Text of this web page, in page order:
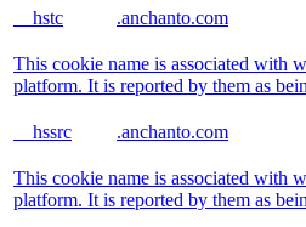
__hstc .anchanto.com
This cookie name is associated with
platform. It is reported by them as
__hssrc .anchanto.com
This cookie name is associated with
platform. It is reported by them as